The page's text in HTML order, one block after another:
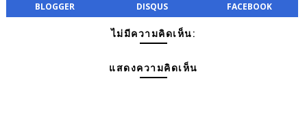
BLOGGER DISQUS FACEBOOK
ไม่มีความคิดเห็น:
แสดงความคิดเห็น